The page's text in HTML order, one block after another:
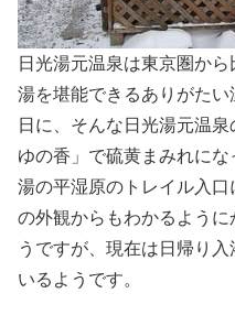
日光湯元温泉は東京圏か
湯を堪能できるありがた
日に、そんな日光湯元温
ゆの香」で硫黄まみれに
湯の平湿原のトレイル入
の外観からもわかるよう
うですが、現在は日帰り
いるようです。